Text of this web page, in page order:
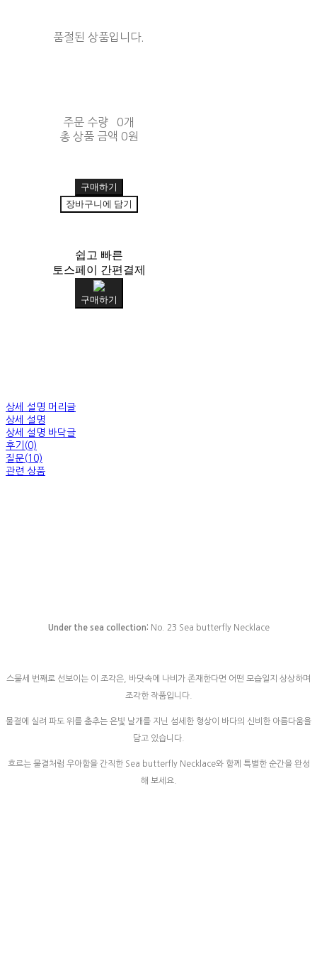
품절된 상품입니다.
주문 수량
0개
총 상품 금액 0원
구매하기
장바구니에 담기
쉽고 빠른
토스페이 간편결제
구매하기
상세 설명 머리글
상세 설명
상세 설명 바닥글
후기(0)
질문(10)
관련 상품
Under the sea collection: No. 23 Sea butterfly Necklace
스물세 번째로 선보이는 이 조각은, 바닷속에 나비가 존재한다면 어떤 모습일지 상상하며
조각한 작품입니다.
물결에 실려 파도 위를 춤추는 은빛 날개를 지닌 섬세한 형상이 바다의 신비한 아름다움을
담고 있습니다.
흐르는 물결처럼 우아함을 간직한 Sea butterfly Necklace와 함께 특별한 순간을 완성
해 보세요.